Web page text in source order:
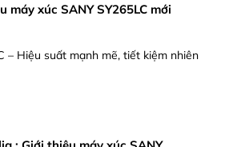
máy xúc SANY SY265LC mới
– Hiệu suất mạnh mẽ, tiết kiệm nhiên